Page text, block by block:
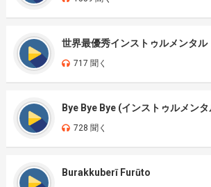
世界最優秀インストゥルメンタル
717 聞く
Bye Bye Bye (インストゥルメンタ
728 聞く
Burakkuberī Furūto